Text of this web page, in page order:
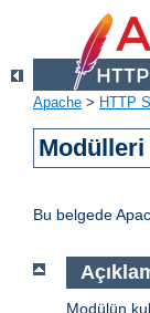
Apache > HTTP
Modülleri
Bu belgede
Modülün